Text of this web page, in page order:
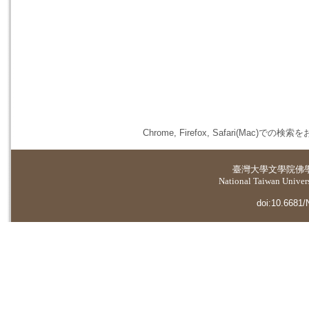
Chrome, Firefox, Safari(Mac)での検索を
臺灣大學文學院佛
National Taiwan
doi:10.6681/